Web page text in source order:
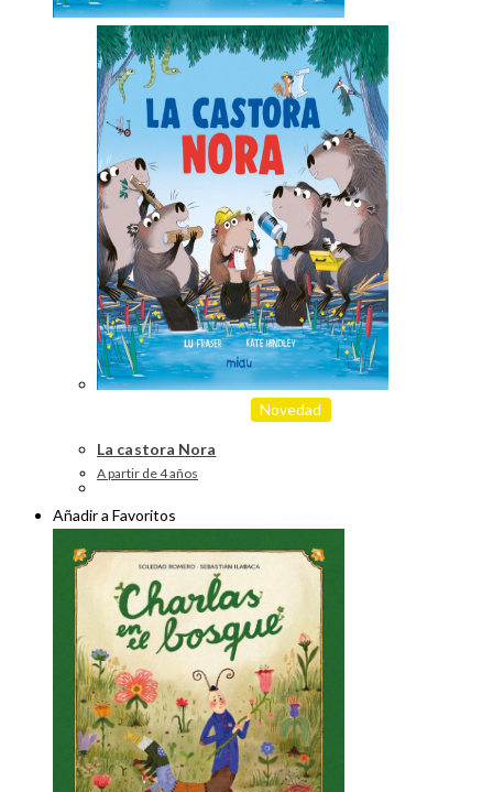
Novedad
La castora Nora
A partir de 4 años
Añadir a Favoritos